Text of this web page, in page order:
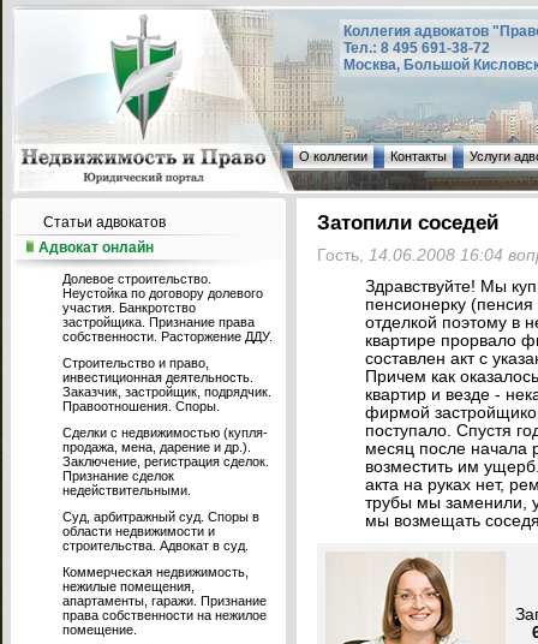
Коллегия адвокатов
Тел.: 8 495 691-38-72
Москва, Большой
О коллегии Контакты Услуги
Статьи адвокатов
Адвокат онлайн
Долевое строительство.
Неустойка по договору долевого
участия. Банкротство
застройщика. Признание права
собственности. Расторжение ДДУ.
Строительство и право,
инвестиционная деятельность.
Заказчик, застройщик, подрядчик.
Правоотношения. Споры.
Сделки с недвижимостью (купля-
продажа, мена, дарение и др.).
Заключение, регистрация сделок.
Признание сделок
недействительными.
Суд, арбитражный суд. Споры в
области недвижимости и
строительства. Адвокат в суд.
Коммерческая недвижимость,
нежилые помещения,
апартаменты, гаражи. Признание
права собственности на нежилое
помещение.
Затопили соседей
Гость, 14.06.2008 16:04
Здравствуйте! Мы
пенсионерку
отделкой поэтому в
квартире прорвало
составлен акт с
Причем как
квартир и везде -
фирмой
поступало. Спустя
месяц после начала
возместить им
акта на руках нет,
трубы мы заменили,
мы возмещать